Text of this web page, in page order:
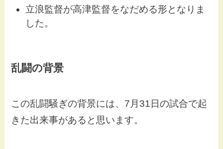
立浪監督が高津監督をなだめる形となりま
した。
乱闘の背景
この乱闘騒ぎの背景には、7月31日の試合で起
きた出来事があると思います。